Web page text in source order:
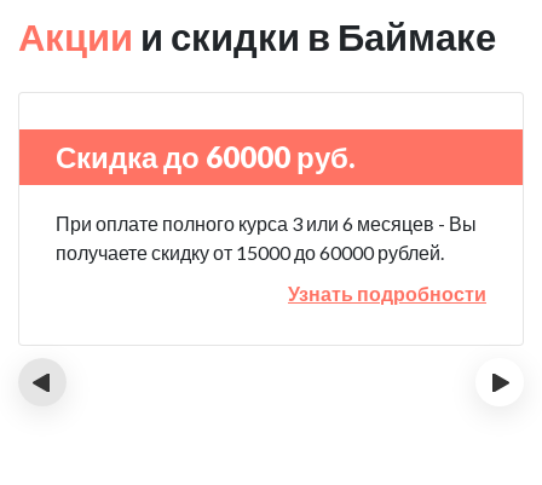
Акции и скидки в Баймаке
Скидка до 60000 руб.
При оплате полного курса 3 или 6 месяцев - Вы
получаете скидку от 15000 до 60000 рублей.
Узнать подробности
‹ ›